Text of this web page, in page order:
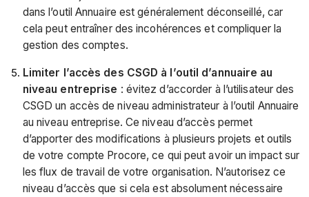
dans l’outil Annuaire est généralement déconseillé, car
cela peut entraîner des incohérences et compliquer la
gestion des comptes.
Limiter l’accès des CSGD à l’outil d’annuaire au
niveau entreprise : évitez d’accorder à l’utilisateur des
CSGD un accès de niveau administrateur à l’outil Annuaire
au niveau entreprise. Ce niveau d’accès permet
d’apporter des modifications à plusieurs projets et outils
de votre compte Procore, ce qui peut avoir un impact sur
les flux de travail de votre organisation. N’autorisez ce
niveau d’accès que si cela est absolument nécessaire